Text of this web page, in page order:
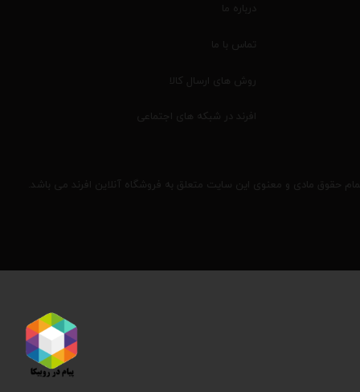
حقوق مادی و معنوی این سایت متعلق به فروشگاه آنلاین افرند می باشد.
درباره ما
تماس با ما
روش های ارسال کالا
افرند در شبکه های اجتماعی